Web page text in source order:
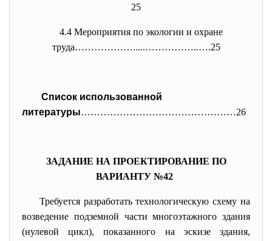
25
4.4 Мероприятия по экологии и охране
труда……………….....……………..….25
Список использованной
литературы…………………………………………26
ЗАДАНИЕ НА ПРОЕКТИРОВАНИЕ ПО
ВАРИАНТУ №42
Требуется разработать технологическую схему на
возведение подземной части многоэтажного здания
(нулевой цикл), показанного на эскизе здания,